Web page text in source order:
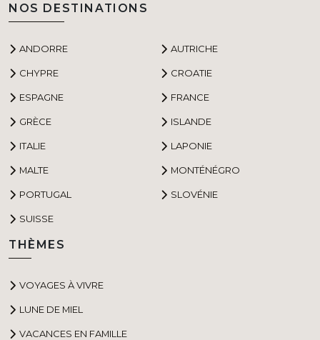
NOS DESTINATIONS
ANDORRE AUTRICHE
CHYPRE CROATIE
ESPAGNE FRANCE
GRÈCE ISLANDE
ITALIE LAPONIE
MALTE MONTÉNÉGRO
PORTUGAL SLOVÉNIE
SUISSE
THÈMES
VOYAGES À VIVRE
LUNE DE MIEL
VACANCES EN FAMILLE